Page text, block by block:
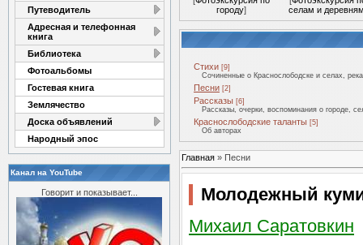
Путеводитель
Адресная и телефонная
книга
Библиотека
Фотоальбомы
Гостевая книга
Землячество
Доска объявлений
Народный эпос
Канал на YouTube
Говорит и показывает...
городу]
селам и
Стихи [9]
Сочиненные о Краснослободске и селах,
Песни [2]
Рассказы [6]
Рассказы, очерки, воспоминания о городе,
Краснослободские таланты [5]
Об авторах
Главная » Песни
Молодежный
Михаил Саратовкин